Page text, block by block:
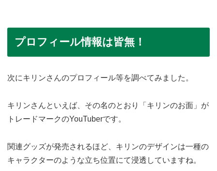
プロフィール情報は皆無！
次にキリンさんのプロフィール等を調べてみました。
キリンさんといえば、その名のとおり「キリンのお面」が
トレードマークのYouTuberです。
関連グッズが発売されるほど、キリンのデザインは一種の
キャラクターのような立ち位置にて浸透していますね。